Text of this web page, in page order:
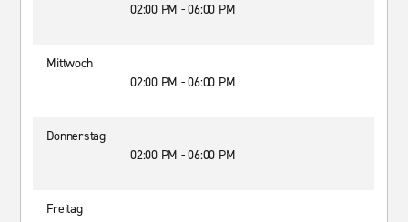
02:00 PM - 06:00 PM
Mittwoch
02:00 PM - 06:00 PM
Donnerstag
02:00 PM - 06:00 PM
Freitag